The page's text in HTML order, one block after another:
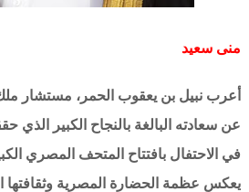
منى سعيد
أعرب نبيل بن يعقوب الحمر، مستشار
عن سعادته البالغة بالنجاح الكبير الذي
في الاحتفال بافتتاح المتحف المصري
يعكس عظمة الحضارة المصرية وثقافتها